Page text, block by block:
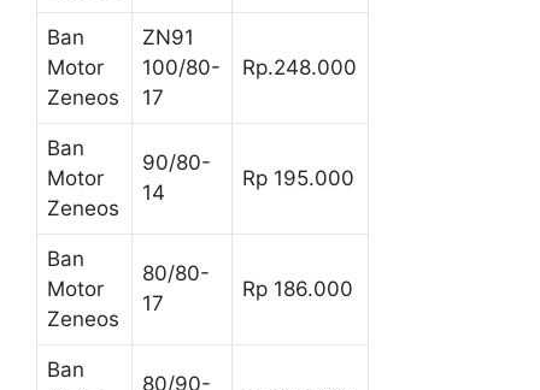
Ban
Motor
Zeneos
ZN91
100/80-
17
Rp.248.000
Ban
Motor
Zeneos
90/80-
14
Rp 195.000
Ban
Motor
Zeneos
80/80-
17
Rp 186.000
Ban
80/90-